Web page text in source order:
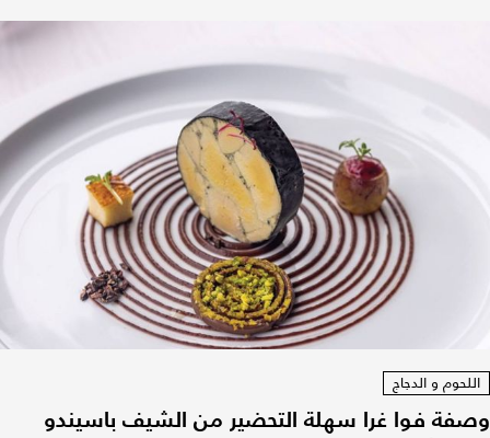
اللحوم و الدجاج
وصفة فوا غرا سهلة التحضير من الشيف باسيندو